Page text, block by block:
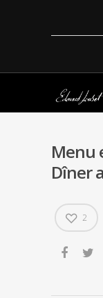
Menu
Dîner
2